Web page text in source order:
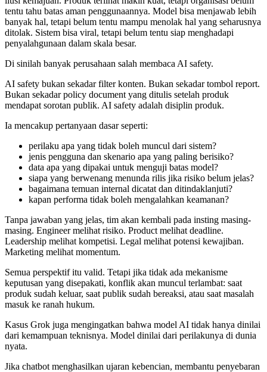
tentu tahu batas aman penggunaannya. Model bisa menjawab lebih
banyak hal, tetapi belum tentu mampu menolak hal yang seharusnya
ditolak. Sistem bisa viral, tetapi belum tentu siap menghadapi
penyalahgunaan dalam skala besar.
Di sinilah banyak perusahaan salah membaca AI safety.
AI safety bukan sekadar filter konten. Bukan sekadar tombol report.
Bukan sekadar policy document yang ditulis setelah produk
mendapat sorotan publik. AI safety adalah disiplin produk.
Ia mencakup pertanyaan dasar seperti:
perilaku apa yang tidak boleh muncul dari sistem?
jenis pengguna dan skenario apa yang paling berisiko?
data apa yang dipakai untuk menguji batas model?
siapa yang berwenang menunda rilis jika risiko belum jelas?
bagaimana temuan internal dicatat dan ditindaklanjuti?
kapan performa tidak boleh mengalahkan keamanan?
Tanpa jawaban yang jelas, tim akan kembali pada insting masing-
masing. Engineer melihat risiko. Product melihat deadline.
Leadership melihat kompetisi. Legal melihat potensi kewajiban.
Marketing melihat momentum.
Semua perspektif itu valid. Tetapi jika tidak ada mekanisme
keputusan yang disepakati, konflik akan muncul terlambat: saat
produk sudah keluar, saat publik sudah bereaksi, atau saat masalah
masuk ke ranah hukum.
Kasus Grok juga mengingatkan bahwa model AI tidak hanya dinilai
dari kemampuan teknisnya. Model dinilai dari perilakunya di dunia
nyata.
Jika chatbot menghasilkan ujaran kebencian, membantu penyebaran